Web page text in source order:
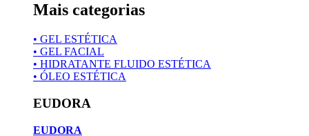
Mais categorias
• GEL ESTÉTICA
• GEL FACIAL
• HIDRATANTE FLUIDO ESTÉTICA
• ÓLEO ESTÉTICA
EUDORA
EUDORA